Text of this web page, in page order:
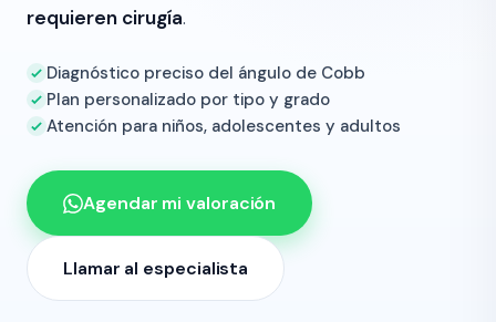
requieren cirugía.
Diagnóstico preciso del ángulo de Cobb
Plan personalizado por tipo y grado
Atención para niños, adolescentes y adultos
Agendar mi valoración
Llamar al especialista